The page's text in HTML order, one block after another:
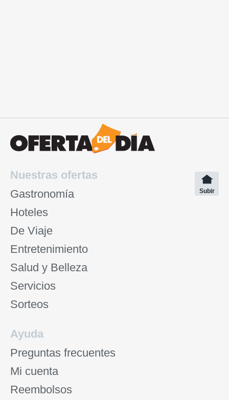
Nuestras ofertas
Gastronomía
Hoteles
De Viaje
Entretenimiento
Salud y Belleza
Servicios
Sorteos
Subir
Ayuda
Preguntas frecuentes
Mi cuenta
Reembolsos